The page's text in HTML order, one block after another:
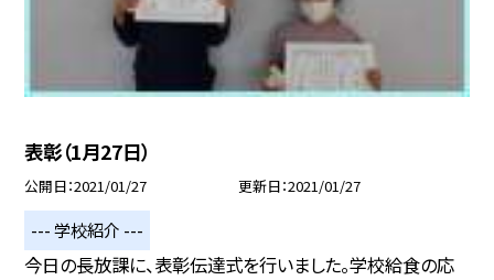
表彰（1月27日）
公開日 2021/01/27 更新日 2021/01/27
--- 学校紹介 ---
今日の長放課に、表彰伝達式を行いました。学校給食の応